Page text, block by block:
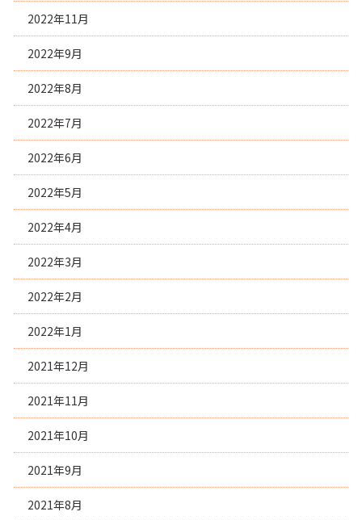
2022年11月
2022年9月
2022年8月
2022年7月
2022年6月
2022年5月
2022年4月
2022年3月
2022年2月
2022年1月
2021年12月
2021年11月
2021年10月
2021年9月
2021年8月